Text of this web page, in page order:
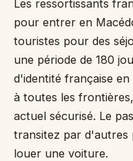
Les ressortissants
pour entrer en
touristes pour des
une période de 180
d'identité française
à toutes les
actuel sécurisé. Le
transitez par d'autres
louer une voiture.